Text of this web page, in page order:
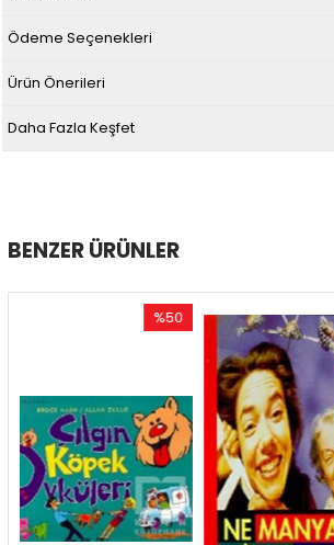
Ödeme Seçenekleri
Ürün Önerileri
Daha Fazla Keşfet
BENZER ÜRÜNLER
%50
İndirim
%50İndirim